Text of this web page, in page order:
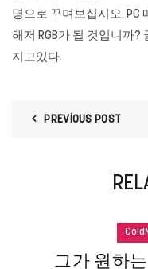
명으로 꾸며보십시오. PC
해저 RGB가 될 것입니까
지고있다.
PREVIOUS POST
그가 원하